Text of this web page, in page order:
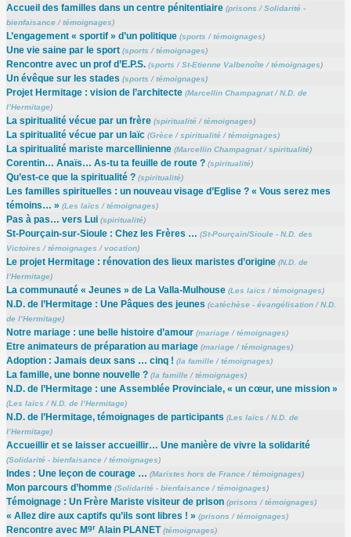
Accueil des familles dans un centre pénitentiaire (prisons /Solidarité -
bienfaisance/témoignages)
L’engagement « sportif » d’un politique (sports /témoignages)
Une vie saine par le sport (sports /témoignages)
Rencontre avec un prof d’E.P.S. (sports /St-Etienne Valbenoîte/témoignages)
Un évêque sur les stades (sports /témoignages)
Projet Hermitage : vision de l’architecte (Marcellin Champagnat/N.D. de
l’Hermitage)
La spiritualité vécue par un frère (spiritualité/témoignages)
La spiritualité vécue par un laïc (Grèce/spiritualité/témoignages)
La spiritualité mariste marcellinienne (Marcellin Champagnat/ spiritualité)
Corentin… Anaïs… As-tu ta feuille de route ? (spiritualité)
Qu’est-ce que la spiritualité ? (spiritualité)
Les familles spirituelles : un nouveau visage d’Eglise ? « Vous serez mes
témoins… » (Les laïcs /témoignages)
Pas à pas… vers Lui (spiritualité)
St-Pourçain-sur-Sioule : Chez les Frères … (St-Pourçain/Sioule - N.D. des
Victoires /témoignages /vocation)
Le projet Hermitage : rénovation des lieux maristes d’origine (N.D. de
l’Hermitage)
La communauté « Jeunes » de La Valla-Mulhouse (Les laïcs /témoignages)
N.D. de l’Hermitage : Une Pâques des jeunes (catéchèse - évangélisation/N.D.
de l’Hermitage)
Notre mariage : une belle histoire d’amour (mariage/témoignages)
Etre animateurs de préparation au mariage (mariage/témoignages)
Adoption : Jamais deux sans … cinq ! (la famille/témoignages)
La famille, une bonne nouvelle ? (la famille/témoignages)
N.D. de l’Hermitage : une Assemblée Provinciale, « un cœur, une mission »
(Les laïcs /N.D. de l’Hermitage)
N.D. de l’Hermitage, témoignages de participants (Les laïcs /N.D. de
l’Hermitage)
Accueillir et se laisser accueillir… Une manière de vivre la solidarité
(Solidarité - bienfaisance/témoignages)
Indes : Une leçon de courage … (Maristes hors de France/témoignages)
Mon parcours d’homme (Solidarité - bienfaisance/témoignages)
Témoignage : Un Frère Mariste visiteur de prison (prisons /témoignages)
« Allez dire aux captifs qu’ils sont libres ! » (prisons /témoignages)
Rencontre avec MgrAlain PLANET (témoignages)